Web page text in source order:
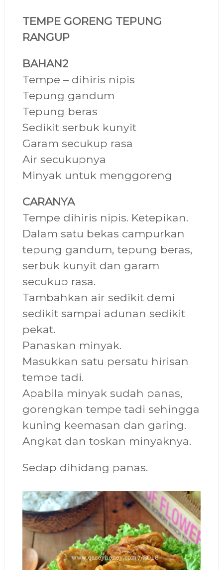
TEMPE GORENG TEPUNG
RANGUP
BAHAN2
Tempe – dihiris nipis
Tepung gandum
Tepung beras
Sedikit serbuk kunyit
Garam secukup rasa
Air secukupnya
Minyak untuk menggoreng
CARANYA
Tempe dihiris nipis. Ketepikan.
Dalam satu bekas campurkan
tepung gandum, tepung beras,
serbuk kunyit dan garam
secukup rasa.
Tambahkan air sedikit demi
sedikit sampai adunan sedikit
pekat.
Panaskan minyak.
Masukkan satu persatu hirisan
tempe tadi.
Apabila minyak sudah panas,
gorengkan tempe tadi sehingga
kuning keemasan dan garing.
Angkat dan toskan minyaknya.
Sedap dihidang panas.